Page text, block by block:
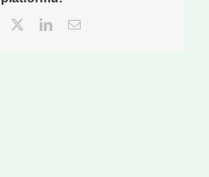
Facebook
TwitterLinkedInEmail: